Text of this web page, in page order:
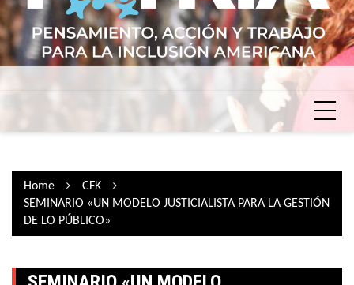
Home
CFK
SEMINARIO «UN MODELO JUSTICIALISTA PARA LA GESTIÓN
DE LO PÚBLICO»